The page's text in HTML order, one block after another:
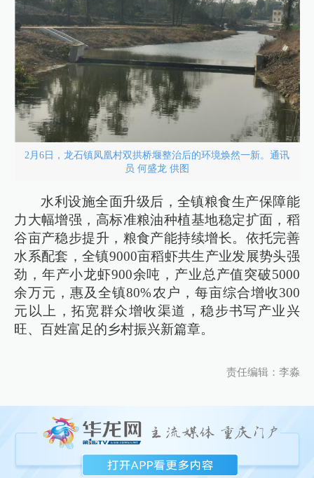
2月6日，龙石镇凤凰村双拱桥堰整治后的环境焕然一新。通讯
员 何盛龙 供图
水利设施全面升级后，全镇粮食生产保障能
力大幅增强，高标准粮油种植基地稳定扩面，稻
谷亩产稳步提升，粮食产能持续增长。依托完善
水系配套，全镇9000亩稻虾共生产业发展势头强
劲，年产小龙虾900余吨，产业总产值突破5000
余万元，惠及全镇80%农户，每亩综合增收300
元以上，拓宽群众增收渠道，稳步书写产业兴
旺、百姓富足的乡村振兴新篇章。
责任编辑：李淼